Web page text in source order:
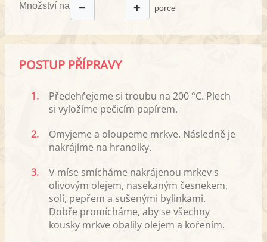
Množství na − + porce
POSTUP PŘÍPRAVY
1.
Předehřejeme si troubu na 200 °C. Plech
si vyložíme pečicím papírem.
2.
Omyjeme a oloupeme mrkve. Následně je
nakrájíme na hranolky.
3.
V míse smícháme nakrájenou mrkev s
olivovým olejem, nasekaným česnekem,
solí, pepřem a sušenými bylinkami.
Dobře promícháme, aby se všechny
kousky mrkve obalily olejem a kořením.